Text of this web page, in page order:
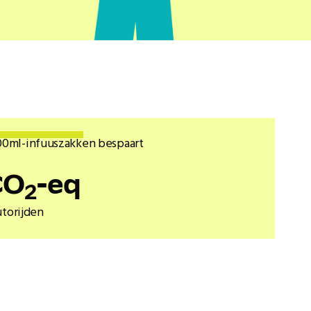
infuuszakken bespaart
2-eq